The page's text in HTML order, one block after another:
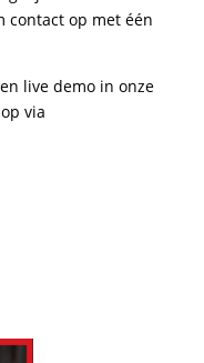
contact op met één
live demo in onze
via